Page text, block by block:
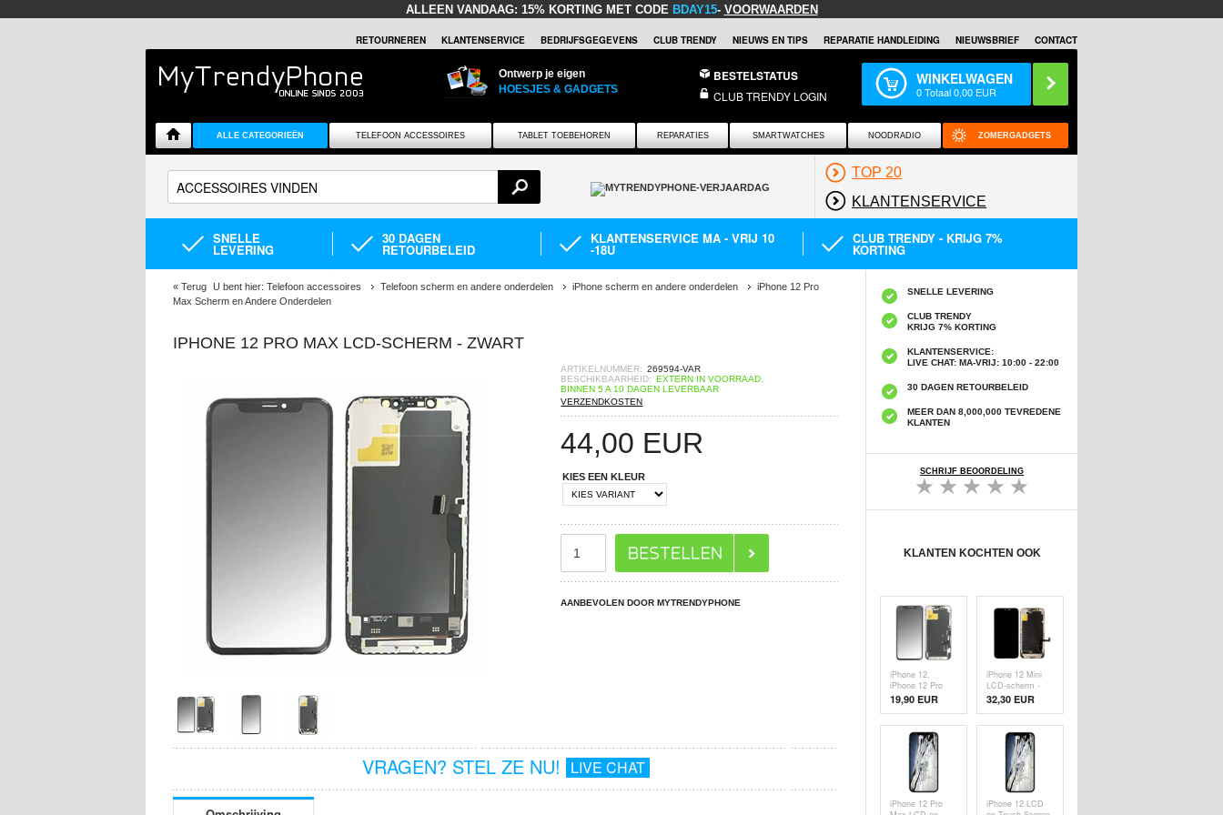
ALLEEN VANDAAG: 15% KORTING MET CODE BDAY15- VOORWAARDEN
RETOURNEREN KLANTENSERVICE BEDRIJFSGEGEVENS CLUB TRENDY NIEUWS EN TIPS REPARATIE HANDLEIDING NIEUWSBRIEF CONTACT
Ontwerp je eigen
HOESJES & GADGETS
BESTELSTATUS
CLUB TRENDY LOGIN
WINKELWAGEN
0Totaal0,00 EUR
ALLE CATEGORIEËN TELEFOON ACCESSOIRES TABLET TOEBEHOREN REPARATIES SMARTWATCHES NOODRADIO ZOMERGADGETS
TOP 20
KLANTENSERVICE
SNELLE
LEVERING
30 DAGEN
RETOURBELEID
KLANTENSERVICE MA - VRIJ 10
-18U
CLUB TRENDY - KRIJG 7%
KORTING
« Terug U bent hier: Telefoon accessoires Telefoon scherm en andere onderdelen iPhone scherm en andere onderdelen
iPhone 12 Pro
Max Scherm en Andere Onderdelen
IPHONE 12 PRO MAX LCD-SCHERM - ZWART
ARTIKELNUMMER: 269594-VAR
BESCHIKBAARHEID: EXTERN IN VOORRAAD.
BINNEN 5 A 10 DAGEN LEVERBAAR
VERZENDKOSTEN
44,00 EUR
KIES EEN KLEUR
AANBEVOLEN DOOR MYTRENDYPHONE
VRAGEN? STEL ZE NU! LIVE CHAT
SNELLE LEVERING
CLUB TRENDY
KRIJG 7% KORTING
KLANTENSERVICE:
LIVE CHAT: MA-VRIJ: 10:00 - 22:00
30 DAGEN RETOURBELEID
MEER DAN 8,000,000 TEVREDENE
KLANTEN
SCHRIJF BEOORDELING
KLANTEN KOCHTEN OOK
iPhone 12,
iPhone 12 Pro
LCD-scherm -
Zwart - Grade A
19,90 EUR
iPhone 12 Mini
LCD-scherm -
Zwart - Grade A
32,30 EUR
iPhone 12 Pro
iPhone 12 LCD